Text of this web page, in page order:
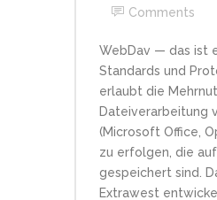
Comments
WebDav — das ist
Standards und
erlaubt die
Dateiverarbeitung
(Microsoft Office,
zu erfolgen, die
gespeichert sind.
Extrawest